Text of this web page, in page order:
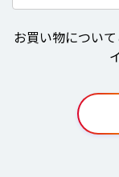
お買い物につい